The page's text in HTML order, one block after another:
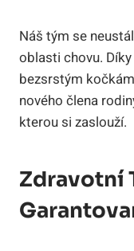
Náš tým se
oblasti chovu.
⁤bezsrstým
nového člena
kterou si⁢ zaslouží.
Zdravotní